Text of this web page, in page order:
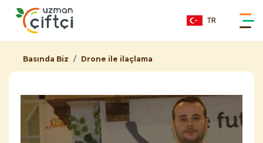
TR
Basında Biz Drone ile ilaçlama